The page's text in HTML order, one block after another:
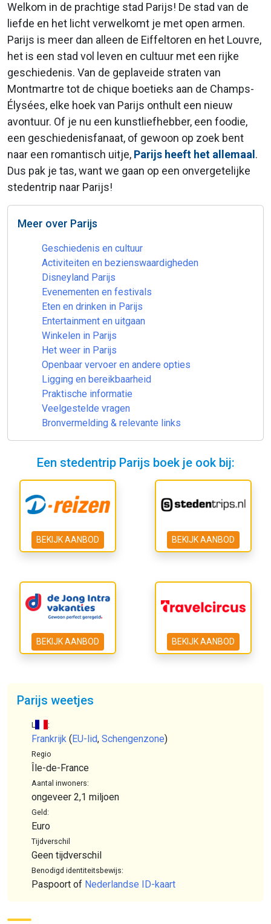
Welkom in de prachtige stad Parijs! De stad van de
liefde en het licht verwelkomt je met open armen.
Parijs is meer dan alleen de Eiffeltoren en het Louvre,
het is een stad vol leven en cultuur met een rijke
geschiedenis. Van de geplaveide straten van
Montmartre tot de chique boetieks aan de Champs-
Élysées, elke hoek van Parijs onthult een nieuw
avontuur. Of je nu een kunstliefhebber, een foodie,
een geschiedenisfanaat, of gewoon op zoek bent
naar een romantisch uitje, Parijs heeft het allemaal .
Dus pak je tas, want we gaan op een onvergetelijke
stedentrip naar Parijs!
Meer over Parijs
Geschiedenis en cultuur
Activiteiten en bezienswaardigheden
Disneyland Parijs
Evenementen en festivals
Eten en drinken in Parijs
Entertainment en uitgaan
Winkelen in Parijs
Het weer in Parijs
Openbaar vervoer en andere opties
Ligging en bereikbaarheid
Praktische informatie
Veelgestelde vragen
Bronvermelding & relevante links
Een stedentrip Parijs boek je ook bij:
BEKIJK AANBOD BEKIJK AANBOD
BEKIJK AANBOD BEKIJK AANBOD
Parijs weetjes
Land:
Frankrijk (EU-lid, Schengenzone)
Regio
Île-de-France
Aantal inwoners:
ongeveer 2,1 miljoen
Geld:
Euro
Tijdverschil
Geen tijdverschil
Benodigd identiteitsbewijs:
Paspoort of Nederlandse ID-kaart